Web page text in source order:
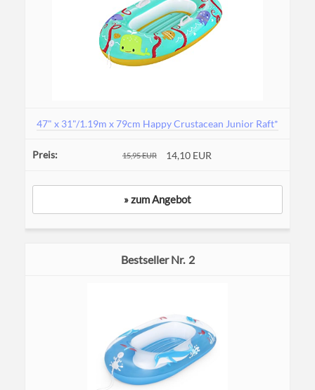
47" x 31"/1.19m x 79cm Happy Crustacean Junior Raft*
15,95 EUR 14,10 EUR
» zum Angebot
2